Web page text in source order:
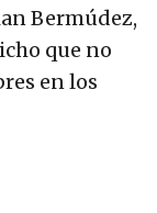
Bermúdez,
que no
en los